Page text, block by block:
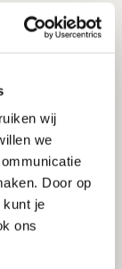
wij
we
Door op
je
ons
vaak
die
en
op de